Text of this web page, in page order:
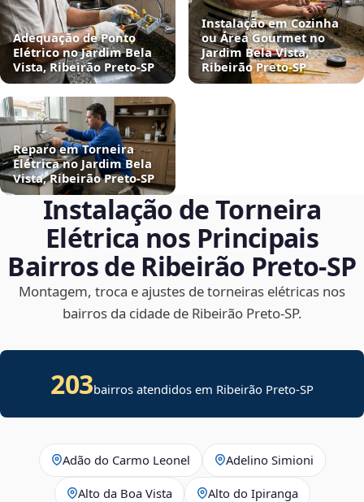
Adequação de Ponto
Elétrico no Jardim Bela
Vista, Ribeirão Preto‑SP
Instalação em Cozinha
ou Área Gourmet no
Jardim Bela Vista,
Ribeirão Preto‑SP
Reparo em Torneira
Elétrica no Jardim Bela
Vista, Ribeirão Preto‑SP
Instalação de Torneira
Elétrica nos Principais
Bairros de Ribeirão Preto‑SP
Montagem, troca e ajustes de torneiras elétricas nos
bairros da cidade de Ribeirão Preto‑SP.
203bairros atendidos em Ribeirão Preto-SP
Adão do Carmo Leonel Adelino Simioni
Alto da Boa Vista Alto do Ipiranga